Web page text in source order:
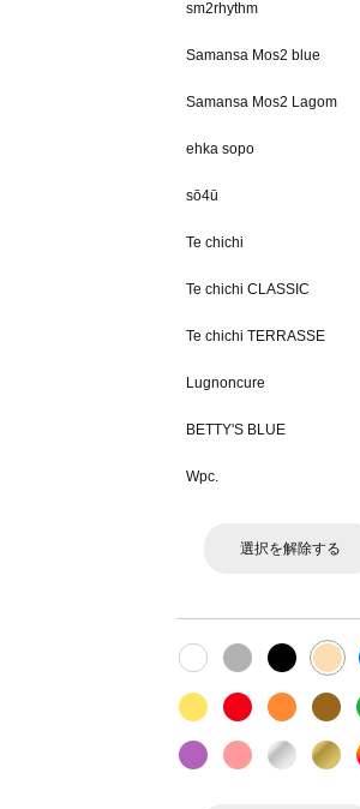
sm2rhythm
Samansa Mos2 blue
Samansa Mos2 Lagom
ehka sopo
sō4ū
Te chichi
Te chichi CLASSIC
Te chichi TERRASSE
Lugnoncure
BETTY'S BLUE
Wpc.
選択を解除する